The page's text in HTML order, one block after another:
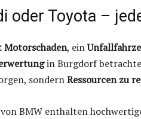
oder Toyota –
Motorschaden, ein
in Burgdorf
sondernRessourcen zu
BMW enthalten